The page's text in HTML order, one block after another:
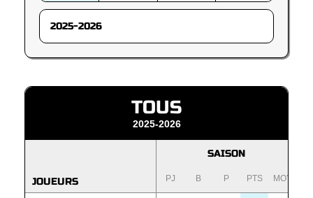
TOUS
2025-2026
JOUEURS
SAISON
PJ B P PTS MOY